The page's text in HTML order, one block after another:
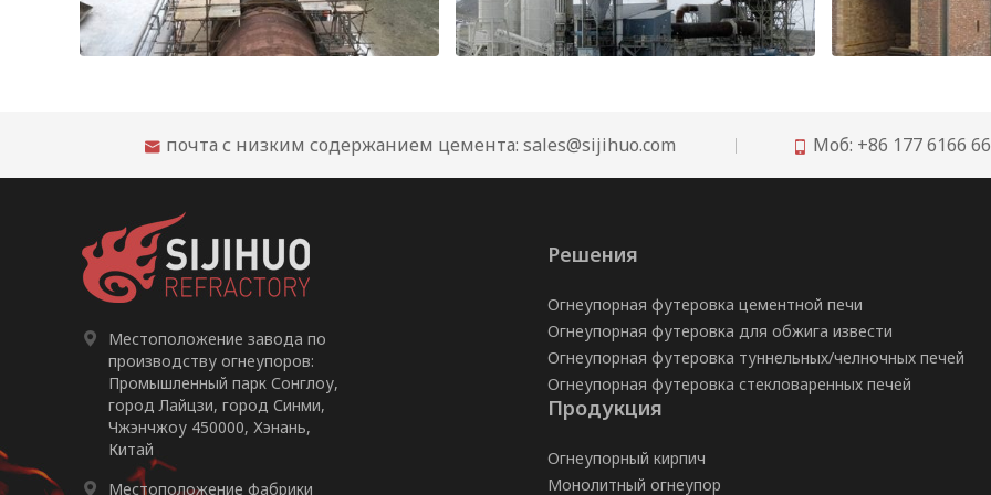
 почта с низким содержанием цемента: sales@sijihuo.com  Моб: +86 177 6166

Местоположение завода по
производству огнеупоров:
Промышленный парк Сонглоу,
город Лайцзи, город Синми,
Чжэнчжоу 450000, Хэнань,
Китай
 Местоположение фабрики
Решения
Огнеупорная футеровка цементной печи
Огнеупорная футеровка для обжига извести
Огнеупорная футеровка туннельных/челночных печей
Огнеупорная футеровка стекловаренных печей
Продукция
Огнеупорный кирпич
Монолитный огнеупор